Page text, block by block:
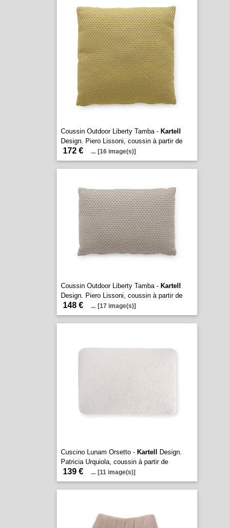
Coussin Outdoor Liberty Tamba - Kartell
Design. Piero Lissoni, coussin à partir de
172 € ... [16 image(s)]
Coussin Outdoor Liberty Tamba - Kartell
Design. Piero Lissoni, coussin à partir de
148 € ... [17 image(s)]
Cuscino Lunam Orsetto - Kartell
Design.
Patricia Urquiola, coussin à partir de
139 € ... [11 image(s)]